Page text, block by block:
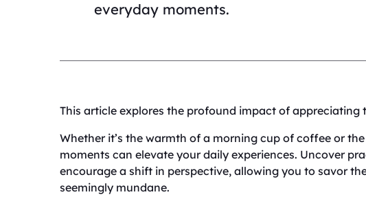
everyday moments.
This article explores the profound impact of appreciating
Whether it’s the warmth of a morning cup of coffee or
moments can elevate your daily experiences. Uncover
encourage a shift in perspective, allowing you to savor
seemingly mundane.